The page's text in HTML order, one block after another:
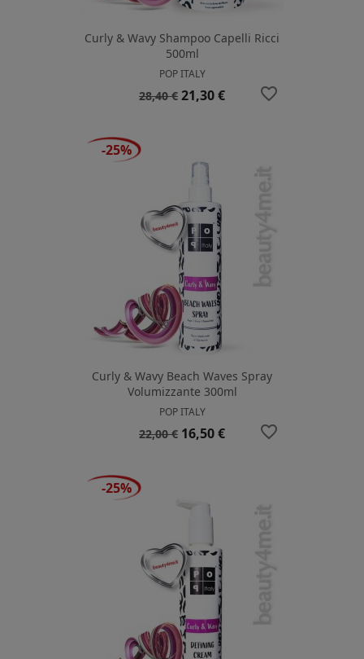
Curly & Wavy Shampoo Capelli Ricci
500ml
POP ITALY
Prezzo
28,40 € Prezzo
21,30 € favorite_border
Curly & Wavy Beach Waves Spray
Volumizzante 300ml
POP ITALY
Prezzo
22,00 € Prezzo
16,50 €
-25%
favorite_border
-25%